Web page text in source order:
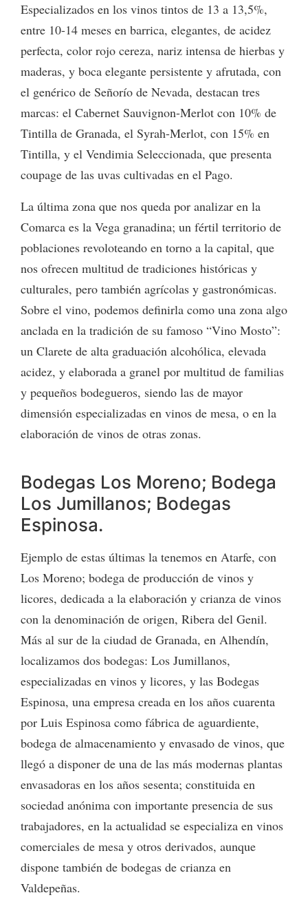
Especializados en los vinos tintos de 13 a 13,5%,
entre 10-14 meses en barrica, elegantes, de acidez
perfecta, color rojo cereza, nariz intensa de hierbas y
maderas, y boca elegante persistente y afrutada, con
el genérico de Señorío de Nevada, destacan tres
marcas: el Cabernet Sauvignon-Merlot con 10% de
Tintilla de Granada, el Syrah-Merlot, con 15% en
Tintilla, y el Vendimia Seleccionada, que presenta
coupage de las uvas cultivadas en el Pago.
La última zona que nos queda por analizar en la
Comarca es la Vega granadina; un fértil territorio de
poblaciones revoloteando en torno a la capital, que
nos ofrecen multitud de tradiciones históricas y
culturales, pero también agrícolas y gastronómicas.
Sobre el vino, podemos definirla como una zona algo
anclada en la tradición de su famoso “Vino Mosto”:
un Clarete de alta graduación alcohólica, elevada
acidez, y elaborada a granel por multitud de familias
y pequeños bodegueros, siendo las de mayor
dimensión especializadas en vinos de mesa, o en la
elaboración de vinos de otras zonas.
Bodegas Los Moreno; Bodega
Los Jumillanos; Bodegas
Espinosa.
Ejemplo de estas últimas la tenemos en Atarfe, con
Los Moreno; bodega de producción de vinos y
licores, dedicada a la elaboración y crianza de vinos
con la denominación de origen, Ribera del Genil.
Más al sur de la ciudad de Granada, en Alhendín,
localizamos dos bodegas: Los Jumillanos,
especializadas en vinos y licores, y las Bodegas
Espinosa, una empresa creada en los años cuarenta
por Luis Espinosa como fábrica de aguardiente,
bodega de almacenamiento y envasado de vinos, que
llegó a disponer de una de las más modernas plantas
envasadoras en los años sesenta; constituida en
sociedad anónima con importante presencia de sus
trabajadores, en la actualidad se especializa en vinos
comerciales de mesa y otros derivados, aunque
dispone también de bodegas de crianza en
Valdepeñas.